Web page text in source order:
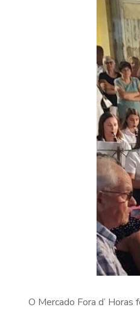
O Mercado Fora d’